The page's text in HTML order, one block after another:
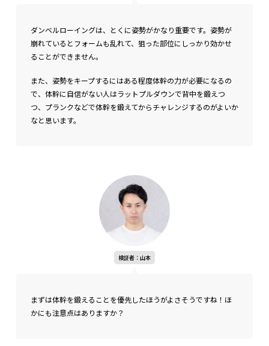
ダンベルローイングは、とくに姿勢がかなり重要です。姿勢が
崩れているとフォームも乱れて、狙った部位にしっかり効かせ
ることができません。
また、姿勢をキープするにはある程度体幹の力が必要になるの
で、体幹に自信がない人はラットプルダウンで背中を鍛えつ
つ、プランクなどで体幹を鍛えてからチャレンジするのがよいか
なと思います。
検証者：山本
まずは体幹を鍛えることを優先したほうがよさそうですね！ほ
かにも注意点はありますか？